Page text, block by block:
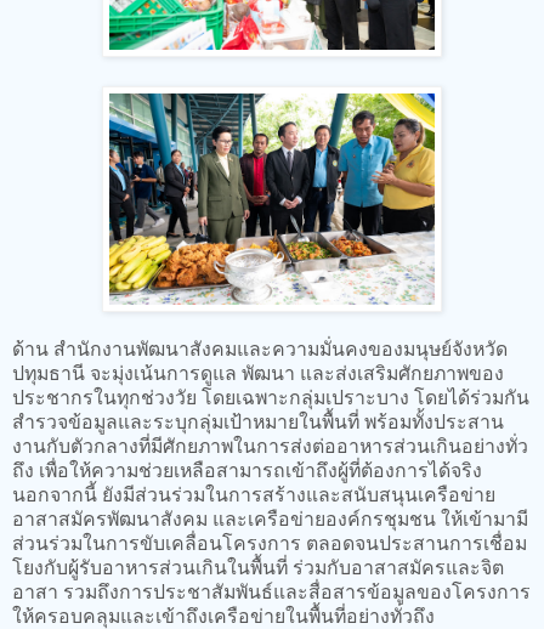
ด้าน สำนักงานพัฒนาสังคมและความมั่นคงของมนุษย์จังหวัด
ปทุมธานี จะมุ่งเน้นการดูแล พัฒนา และส่งเสริมศักยภาพของ
ประชากรในทุกช่วงวัย โดยเฉพาะกลุ่มเปราะบาง โดยได้ร่วมกัน
สำรวจข้อมูลและระบุกลุ่มเป้าหมายในพื้นที่ พร้อมทั้งประสาน
งานกับตัวกลางที่มีศักยภาพในการส่งต่ออาหารส่วนเกินอย่างทั่ว
ถึง เพื่อให้ความช่วยเหลือสามารถเข้าถึงผู้ที่ต้องการได้จริง
นอกจากนี้ ยังมีส่วนร่วมในการสร้างและสนับสนุนเครือข่าย
อาสาสมัครพัฒนาสังคม และเครือข่ายองค์กรชุมชน ให้เข้ามามี
ส่วนร่วมในการขับเคลื่อนโครงการ ตลอดจนประสานการเชื่อม
โยงกับผู้รับอาหารส่วนเกินในพื้นที่ ร่วมกับอาสาสมัครและจิต
อาสา รวมถึงการประชาสัมพันธ์และสื่อสารข้อมูลของโครงการ
ให้ครอบคลุมและเข้าถึงเครือข่ายในพื้นที่อย่างทั่วถึง